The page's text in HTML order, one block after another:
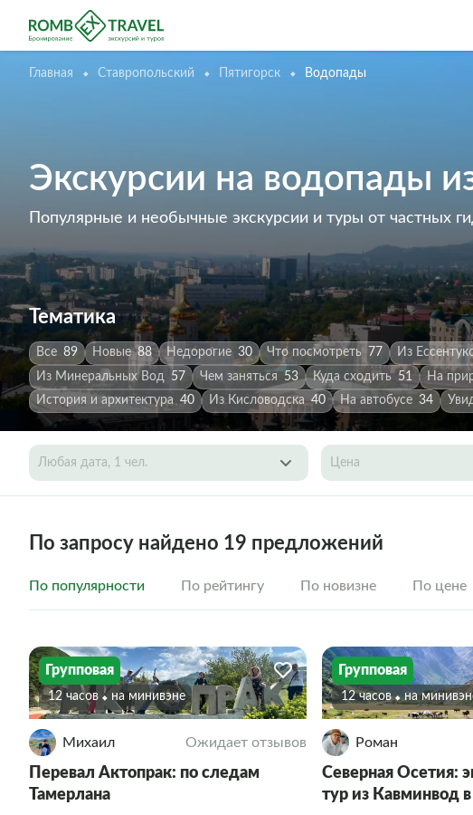
Главная Ставропольский Пятигорск Водопады
Экскурсии на водопады
Популярные и необычные экскурсии и туры от частных
Тематика
Все 89 Новые 88 Недорогие 30 Что посмотреть 77 Из
Из Минеральных Вод
57 Чем заняться 53 Куда сходить 51 На
История и архитектура 40 Из Кисловодска 40 На автобусе 34
Любая дата, 1 чел. Цена
По запросу найдено 19 предложений
По популярности По рейтингу По новизне По цене
Групповая
12 часов На минивэне
Михаил Ожидает отзывов
Перевал Актопрак: по следам
Тамерлана
Групповая
12 часов На
Роман
Северная Осетия:
тур из Кавминвод